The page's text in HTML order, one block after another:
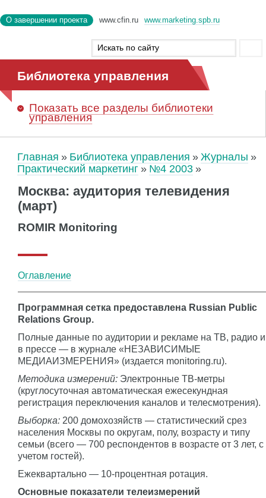
О завершении проекта www.cfin.ru www.marketing.spb.ru
Библиотека управления
Показать все разделы библиотеки
управления
Главная Библиотека управления
Журналы
Практический маркетинг
№4 2003
Москва: аудитория телевидения
(март)
ROMIR Monitoring
Оглавление
Программная сетка предоставлена Russian Public
Relations Group.
Полные данные по аудитории и рекламе на ТВ, радио и
в прессе — в журнале «НЕЗАВИСИМЫЕ
МЕДИАИЗМЕРЕНИЯ» (издается monitoring.ru).
Методика измерений: Электронные ТВ-метры
(круглосуточная автоматическая ежесекундная
регистрация переключения каналов и телесмотрения).
Выборка: 200 домохозяйств — статистический срез
населения Москвы по округам, полу, возрасту и типу
семьи (всего — 700 респондентов в возрасте от 3 лет, с
учетом гостей).
Ежеквартально — 10-процентная ротация.
Основные показатели телеизмерений